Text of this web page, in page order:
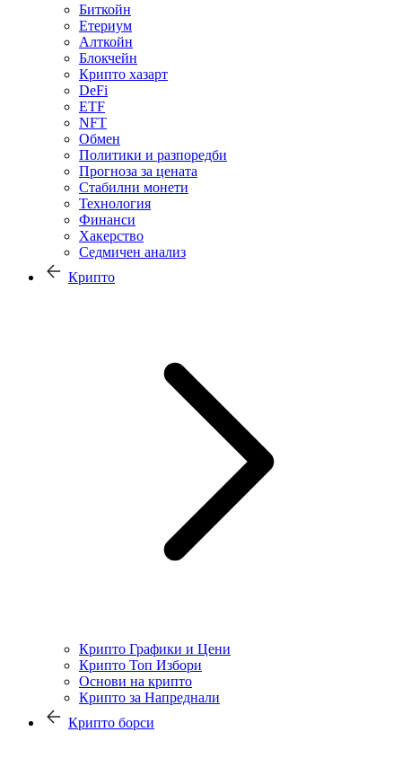
Биткойн
Етериум
Алткойн
Блокчейн
Крипто хазарт
DeFi
ETF
NFT
Обмен
Политики и разпоредби
Прогноза за цената
Стабилни монети
Технология
Финанси
Хакерство
Седмичен анализ
Крипто
Крипто Графики и Цени
Крипто Топ Избори
Основи на крипто
Крипто за Напреднали
Крипто борси